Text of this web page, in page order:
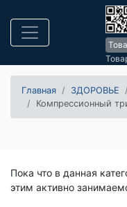
Главная ЗДОРОВЬЕ
Компрессионный
Пока что в данная
этим активно